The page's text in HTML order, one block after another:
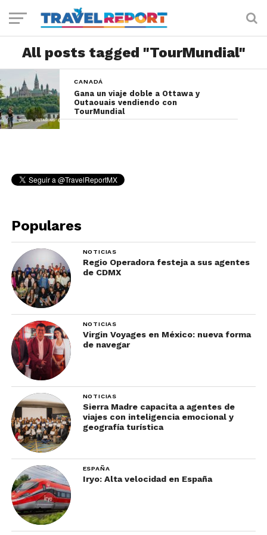
All posts tagged "TourMundial"
CANADÁ
Gana un viaje doble a Ottawa y
Outaouais vendiendo con
TourMundial
Populares
NOTICIAS
Regio Operadora festeja a sus agentes
de CDMX
NOTICIAS
Virgin Voyages en México: nueva forma
de navegar
NOTICIAS
Sierra Madre capacita a agentes de
viajes con inteligencia emocional y
geografía turística
ESPAÑA
Iryo: Alta velocidad en España